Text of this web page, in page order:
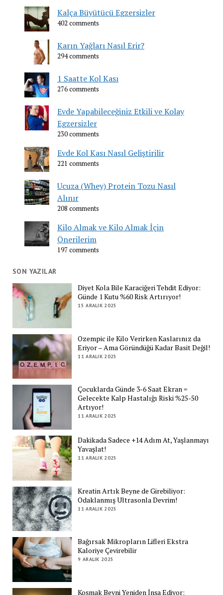
Kalça Büyütücü Egzersizler
402 comments
Karın Yağları Nasıl Erir?
294 comments
1 Saatte Kol Kası
276 comments
Evde Yapabileceğiniz Etkili ve Kolay
Egzersizler
230 comments
Evde Kol Kası Nasıl Geliştirilir
221 comments
Ucuza (Whey) Protein Tozu Nasıl
Alınır
208 comments
Kilo Almak ve Kilo Almak İçin
Önerilerim
197 comments
SON YAZILAR
Diyet Kola Bile Karaciğeri Tehdit Ediyor:
Günde 1 Kutu %60 Risk Artırıyor!
15 ARALIK 2025
Ozempic ile Kilo Verirken Kaslarınız da
Eriyor – Ama Göründüğü Kadar Basit Değil!
11 ARALIK 2025
Çocuklarda Günde 3-6 Saat Ekran =
Gelecekte Kalp Hastalığı Riski %25-50
Artıyor!
11 ARALIK 2025
Dakikada Sadece +14 Adım At, Yaşlanmayı
Yavaşlat!
11 ARALIK 2025
Kreatin Artık Beyne de Girebiliyor:
Odaklanmış Ultrasonla Devrim!
11 ARALIK 2025
Bağırsak Mikropların Lifleri Ekstra
Kaloriye Çevirebilir
9 ARALIK 2025
Koşmak Beyni Yeniden İnşa Ediyor: